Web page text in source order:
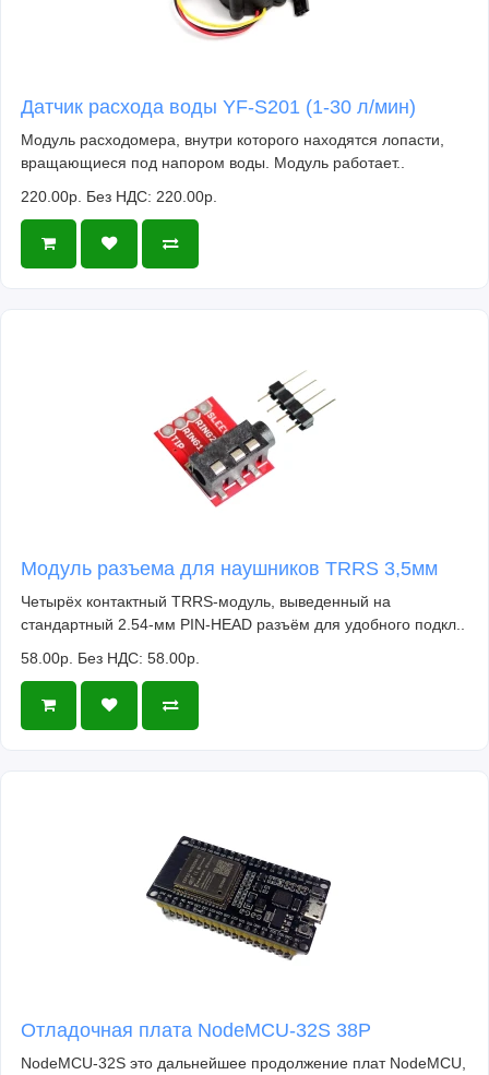
Датчик расхода воды YF-S201 (1-30 л/мин)
Модуль расходомера, внутри которого находятся лопасти,
вращающиеся под напором воды. Модуль работает..
220.00р. Без НДС: 220.00р.
Модуль разъема для наушников TRRS 3,5мм
Четырёх контактный TRRS-модуль, выведенный на
стандартный 2.54-мм PIN-HEAD разъём для удобного подкл..
58.00р. Без НДС: 58.00р.
Отладочная плата NodeMCU-32S 38P
NodeMCU-32S это дальнейшее продолжение плат NodeMCU,